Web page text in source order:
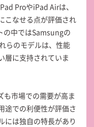
ProやiPad Airは、
こなせる点が評価され
の中ではSamsungの
らのモデルは、性能
層に支持されていま
市場での需要が高ま
途での利便性が評価さ
には独自の特長があり